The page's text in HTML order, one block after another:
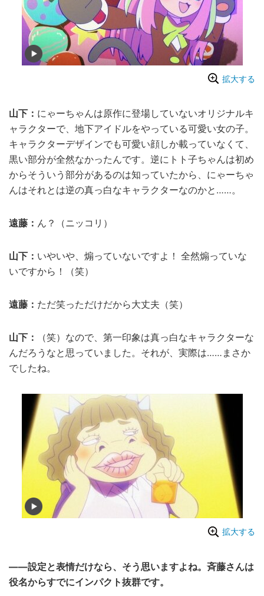
拡大する
山下： にゃーちゃんは原作に登場していないオリジナルキ
ャラクターで、地下アイドルをやっている可愛い女の子。
キャラクターデザインでも可愛い顔しか載っていなくて、
黒い部分が全然なかったんです。逆にトト子ちゃんは初め
からそういう部分があるのは知っていたから、にゃーちゃ
んはそれとは逆の真っ白なキャラクターなのかと……。
遠藤： ん？（ニッコリ）
山下： いやいや、煽っていないですよ！ 全然煽っていな
いですから！（笑）
遠藤： ただ笑っただけだから大丈夫（笑）
山下：
（笑）なので、第一印象は真っ白なキャラクターな
んだろうなと思っていました。それが、実際は……まさか
でしたね。
拡大する
――設定と表情だけなら、そう思いますよね。斉藤さんは
役名からすでにインパクト抜群です。